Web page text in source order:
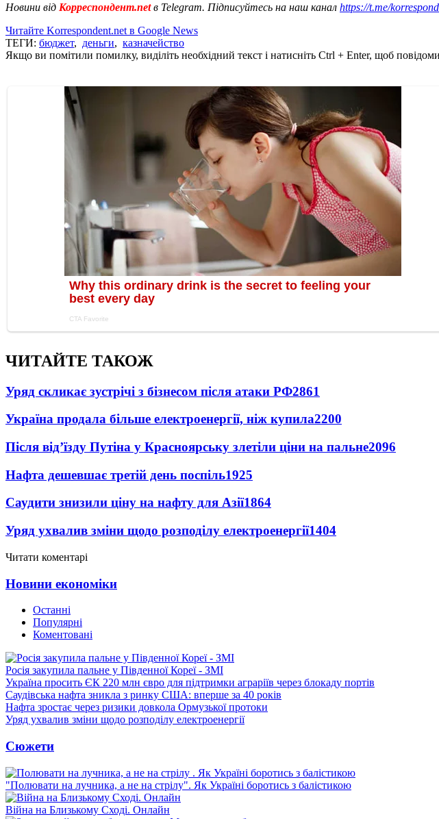
Новини від Корреспондент.netв Telegram. Підписуйтесь на наш канал https://t.me/
Читайте Korrespondent.net в Google News
ТЕГИ: бюджет, деньги, казначейство
Якщо ви помітили помилку, виділіть необхідний текст і натисніть Ctrl + Enter, щоб
ЧИТАЙТЕ ТАКОЖ
Уряд скликає зустрічі з бізнесом після атаки РФ2861
Україна продала більше електроенергії, ніж купила2200
Після від’їзду Путіна у Красноярську злетіли ціни на пальне2096
Нафта дешевшає третій день поспіль1925
Саудити знизили ціну на нафту для Азії1864
Уряд ухвалив зміни щодо розподілу електроенергії1404
Читати коментарі
Новини економіки
Останні
Популярні
Коментовані
Росія закупила пальне у Південної Кореї - ЗМІ
Україна просить ЄК 220 млн євро для підтримки аграріїв через блокаду портів
Саудівська нафта зникла з ринку США: вперше за 40 років
Нафта зростає через ризики довкола Ормузької протоки
Уряд ухвалив зміни щодо розподілу електроенергії
Сюжети
"Полювати на лучника, а не на стрілу". Як Україні боротись з балістикою
Війна на Близькому Сході. Онлайн